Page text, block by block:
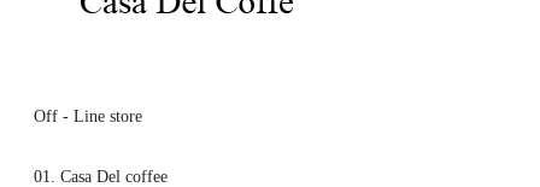
Off - Line store
01. Casa Del coffee